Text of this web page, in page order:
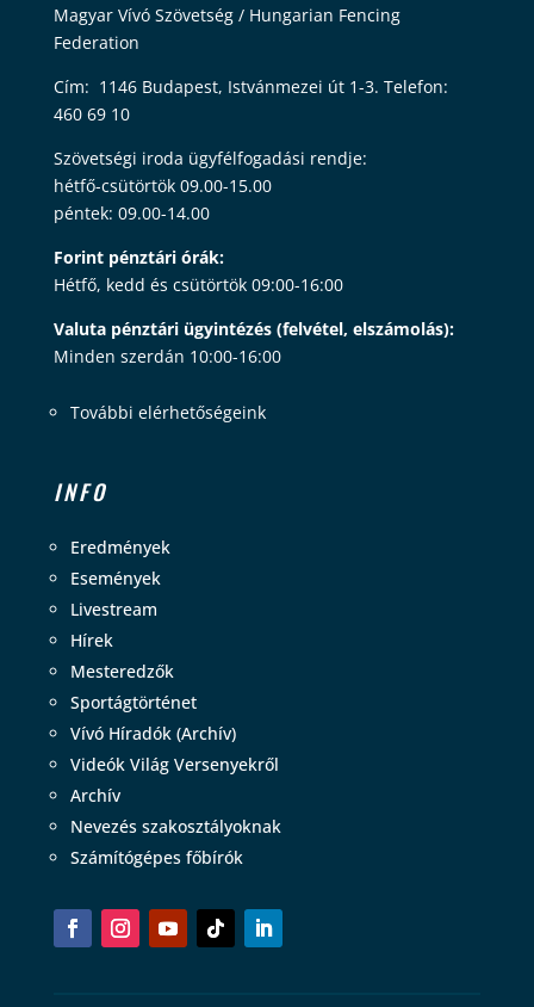
Magyar Vívó Szövetség / Hungarian Fencing
Federation
Cím: 1146 Budapest, Istvánmezei út 1-3. Telefon:
460 69 10
Szövetségi iroda ügyfélfogadási rendje:
hétfő-csütörtök 09.00-15.00
péntek: 09.00-14.00
Forint pénztári órák:
Hétfő, kedd és csütörtök 09:00-16:00
Valuta pénztári ügyintézés (felvétel, elszámolás):
Minden szerdán 10:00-16:00
További elérhetőségeink
INFO
Eredmények
Események
Livestream
Hírek
Mesteredzők
Sportágtörténet
Vívó Híradók (Archív)
Videók Világ Versenyekről
Archív
Nevezés szakosztályoknak
Számítógépes főbírók